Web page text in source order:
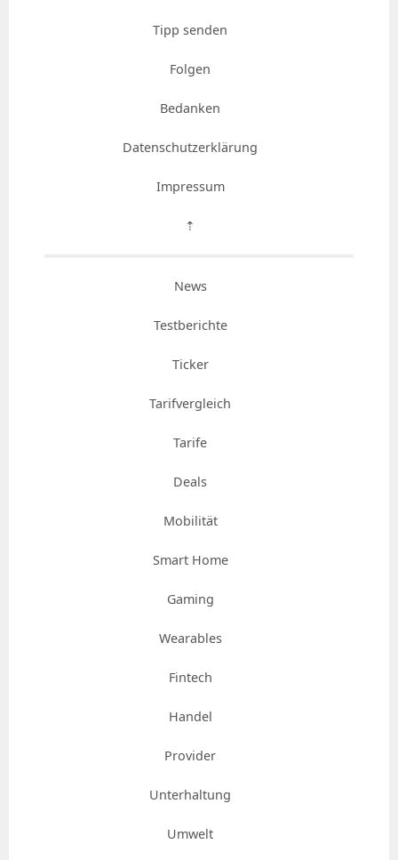
Tipp senden
Folgen
Bedanken
Datenschutzerklärung
Impressum
⇡
News
Testberichte
Ticker
Tarifvergleich
Tarife
Deals
Mobilität
Smart Home
Gaming
Wearables
Fintech
Handel
Provider
Unterhaltung
Umwelt